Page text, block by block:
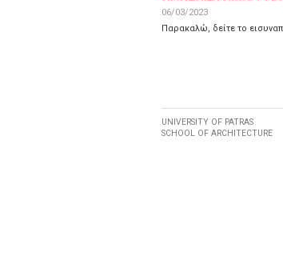
06/03/2023
Παρακαλώ, δείτε το
UNIVERSITY OF PATRAS
SCHOOL OF ARCHITECTURE